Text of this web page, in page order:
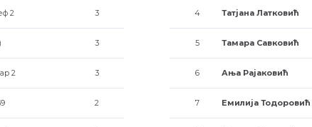
2 3
3
2 3
2
4 Татјана Латковић
5 Тамара Савковић
6 Ања Рајаковић
7 Емилија Тодоровић